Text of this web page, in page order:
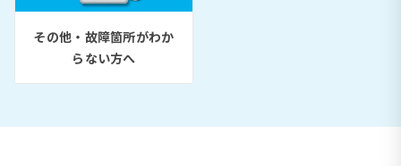
その他・故障箇所がわか
らない方へ